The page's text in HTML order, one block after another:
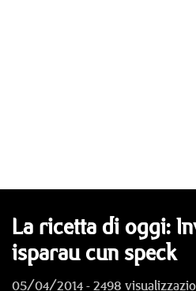
La ricetta di oggi:
isparau cun speck
05/04/2014 - 2498